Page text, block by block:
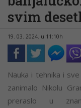
svim
19. 03. 2024. u 11:10h
Nauka i tehnika i
zanimalo Nikolu
preraslo u